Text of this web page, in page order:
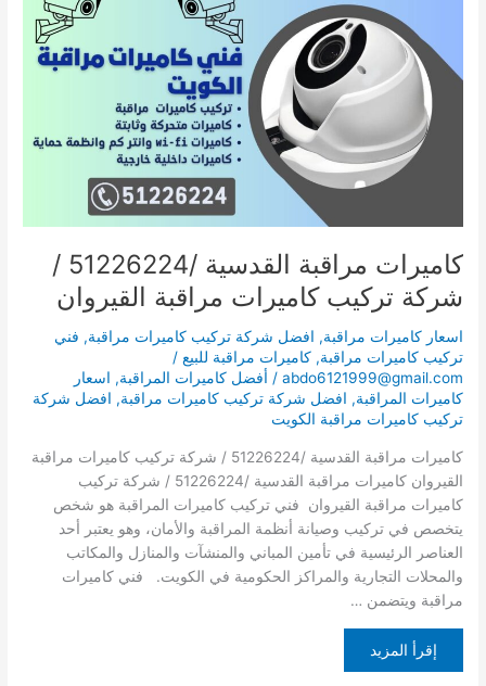
كاميرات مراقبة القدسية /51226224 /
شركة تركيب كاميرات مراقبة القيروان
اسعار كاميرات مراقبة, افضل شركة تركيب كاميرات مراقبة, فني
تركيب كاميرات مراقبة,كاميرات مراقبة للبيع /
abdo6121999@gmail.com
/ أفضل كاميرات المراقبة, اسعار
كاميرات المراقبة, افضل شركة تركيب كاميرات مراقبة, افضل شركة
تركيب كاميرات مراقبة الكويت
كاميرات مراقبة القدسية /51226224 / شركة تركيب كاميرات مراقبة
القيروان كاميرات مراقبة القدسية /51226224 / شركة تركيب
كاميرات مراقبة القيروان فني تركيب كاميرات المراقبة هو شخص
يتخصص في تركيب وصيانة أنظمة المراقبة والأمان، وهو يعتبر أحد
العناصر الرئيسية في تأمين المباني والمنشآت والمنازل والمكاتب
والمحلات التجارية والمراكز الحكومية في الكويت. فني كاميرات
مراقبة ويتضمن …
إقرأ المزيد
القدسية
/51226224
/
شركة
تركيب
كاميرات